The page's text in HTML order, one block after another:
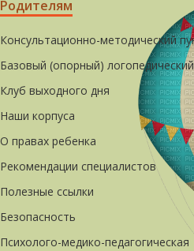
Родителям
Консультационно-методический
Базовый (опорный)
Клуб выходного дня
Наши корпуса
О правах ребенка
Рекомендации специалистов
Полезные ссылки
Безопасность
Психолого-медико-педагогическая